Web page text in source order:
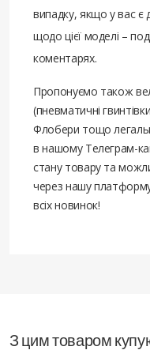
випадку, якщо у вас є
щодо цієї моделі –
коментарях.
Пропонуємо також
(пневматичні
Флобери тощо
в нашому Телеграм-
стану товару та
через нашу
всіх новинок!
З цим товаром